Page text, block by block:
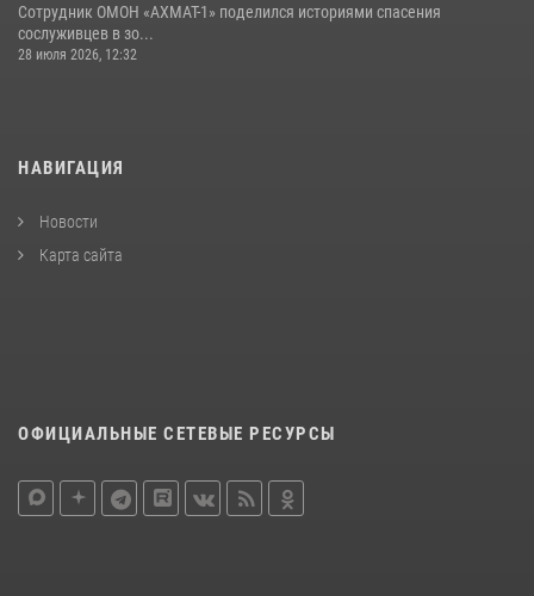
Сотрудник ОМОН «АХМАТ-1» поделился историями спасения
сослуживцев в зо...
28 июля 2026, 12:32
НАВИГАЦИЯ
Новости
Карта сайта
ОФИЦИАЛЬНЫЕ СЕТЕВЫЕ РЕСУРСЫ